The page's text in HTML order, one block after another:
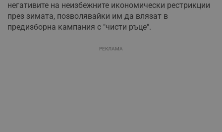
негативите на неизбежните икономически рестрикции
през зимата, позволявайки им да влязат в
предизборна кампания с "чисти ръце".
РЕКЛАМА